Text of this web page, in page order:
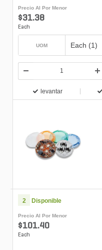
Precio Al Por Menor
$31.38
Each
UOM Each (1)
levantar
2 Disponible
Precio Al Por Menor
$101.40
Each